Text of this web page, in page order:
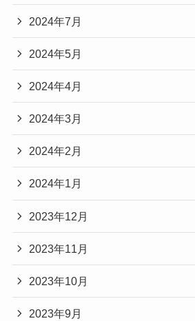
2024年7月
2024年5月
2024年4月
2024年3月
2024年2月
2024年1月
2023年12月
2023年11月
2023年10月
2023年9月